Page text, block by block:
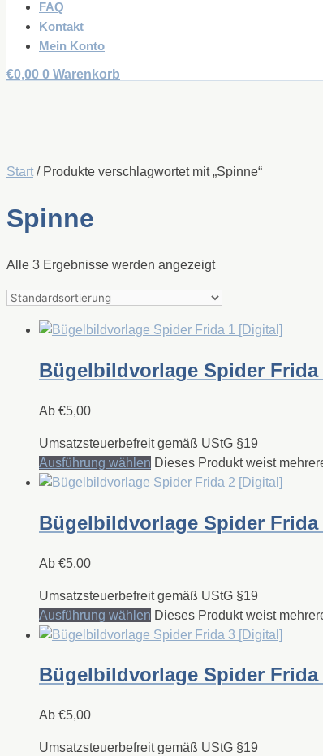
FAQ
Kontakt
Mein Konto
€0,00 0 Warenkorb
Start / Produkte verschlagwortet mit „Spinne“
Spinne
Alle 3 Ergebnisse werden angezeigt
Bügelbildvorlage Spider Frida
Ab €5,00
Umsatzsteuerbefreit gemäß UStG §19
Ausführung wählen Dieses Produkt weist
Bügelbildvorlage Spider Frida
Ab €5,00
Umsatzsteuerbefreit gemäß UStG §19
Ausführung wählen Dieses Produkt weist
Bügelbildvorlage Spider Frida
Ab €5,00
Umsatzsteuerbefreit gemäß UStG §19